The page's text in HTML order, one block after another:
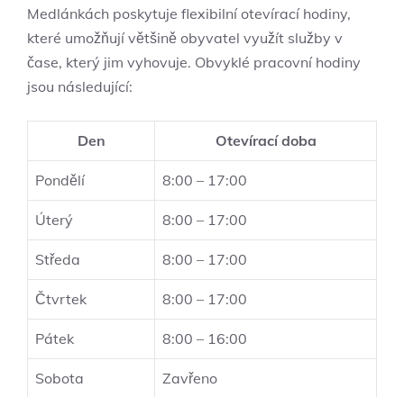
Medlánkách poskytuje flexibilní otevírací hodiny,
které umožňují většině obyvatel využít služby v
čase, který jim vyhovuje. Obvyklé pracovní hodiny
jsou následující:
Den Otevírací doba
Pondělí 8:00 – 17:00
Úterý 8:00 – 17:00
Středa 8:00 – 17:00
Čtvrtek 8:00 – 17:00
Pátek 8:00 – 16:00
Sobota Zavřeno